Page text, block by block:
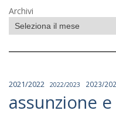
Archivi
2021/2022 2022/2023 2023/
assunzione